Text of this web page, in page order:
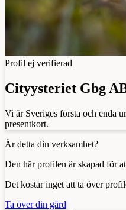
Profil ej verifierad
Cityysteriet Gbg
Vi är Sveriges första och enda
presentkort.
Är detta din verksamhet?
Den här profilen är skapad för
Det kostar inget att ta över
Ta över din gård